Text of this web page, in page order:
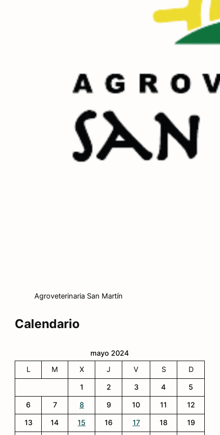
Agroveterinaria San Martín
Calendario
mayo 2024
L
M X J V S
D
1
2 3 4
5
6
7 8 9 10 11
12
13
14 15 16 17 18
19